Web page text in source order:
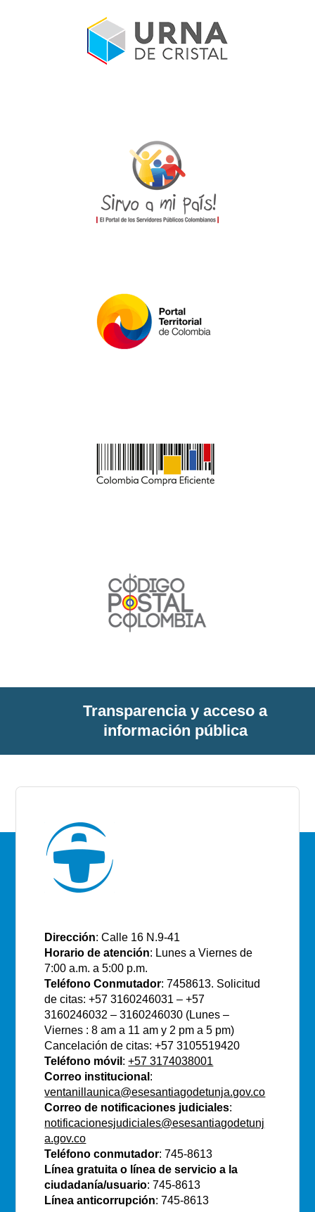
Transparencia y acceso a
información pública
Dirección: Calle 16 N.9-41
Horario de atención: Lunes a Viernes de
7:00 a.m. a 5:00 p.m.
Teléfono Conmutador: 7458613. Solicitud
de citas: +57 3160246031 – +57
3160246032 – 3160246030 (Lunes –
Viernes : 8 am a 11 am y 2 pm a 5 pm)
Cancelación de citas: +57 3105519420
Teléfono móvil :+57 3174038001
Correo institucional :
ventanillaunica@esesantiagodetunja.gov.co
Correo de notificaciones judiciales:
notificacionesjudiciales@esesantiagodetunj
a.gov.co
Teléfono conmutador: 745-8613
Línea gratuita o línea de servicio a la
ciudadanía/usuario: 745-8613
Línea anticorrupción: 745-8613